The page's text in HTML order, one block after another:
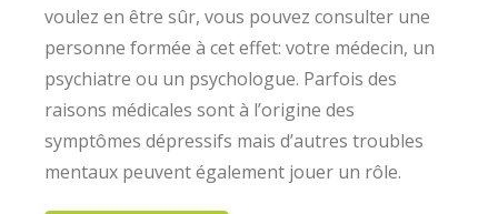
voulez en être sûr, vous pouvez consulter une
personne formée à cet effet: votre médecin, un
psychiatre ou un psychologue. Parfois des
raisons médicales sont à l’origine des
symptômes dépressifs mais d’autres troubles
mentaux peuvent également jouer un rôle.